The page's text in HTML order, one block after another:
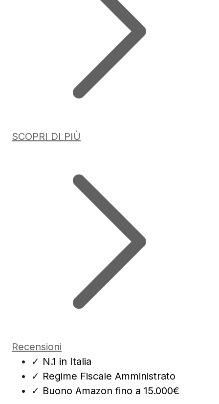
SCOPRI DI PIÙ
Recensioni
✓ N.1 in Italia
✓ Regime Fiscale Amministrato
✓ Buono Amazon fino a 15.000€